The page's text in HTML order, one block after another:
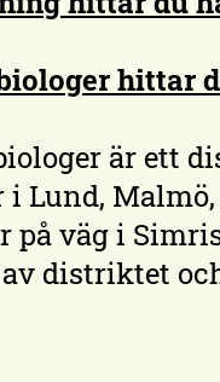
hittar
är ett
Lund,
på väg i
av distriktet